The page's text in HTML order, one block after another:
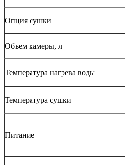
Опция сушки
Объем камеры, л
Температура нагрева воды
Температура сушки
Питание